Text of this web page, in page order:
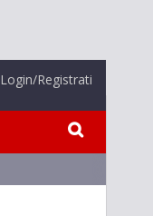
Login/Registrati